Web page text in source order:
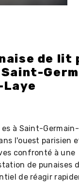
de lit
Saint-
Laye
à Saint-
l'ouest parisien
confronté à une
de punaises
de réagir